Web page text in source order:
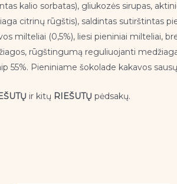
kalio sorbatas), gliukozės sirupas,
citrinų rūgštis), saldintas sutirštintas
milteliai (0,5%), liesi pieniniai milteliai,
rūgštingumą reguliuojanti
55%. Pieniniame šokolade kakavos
ir kitų RIEŠUTŲ pėdsakų.